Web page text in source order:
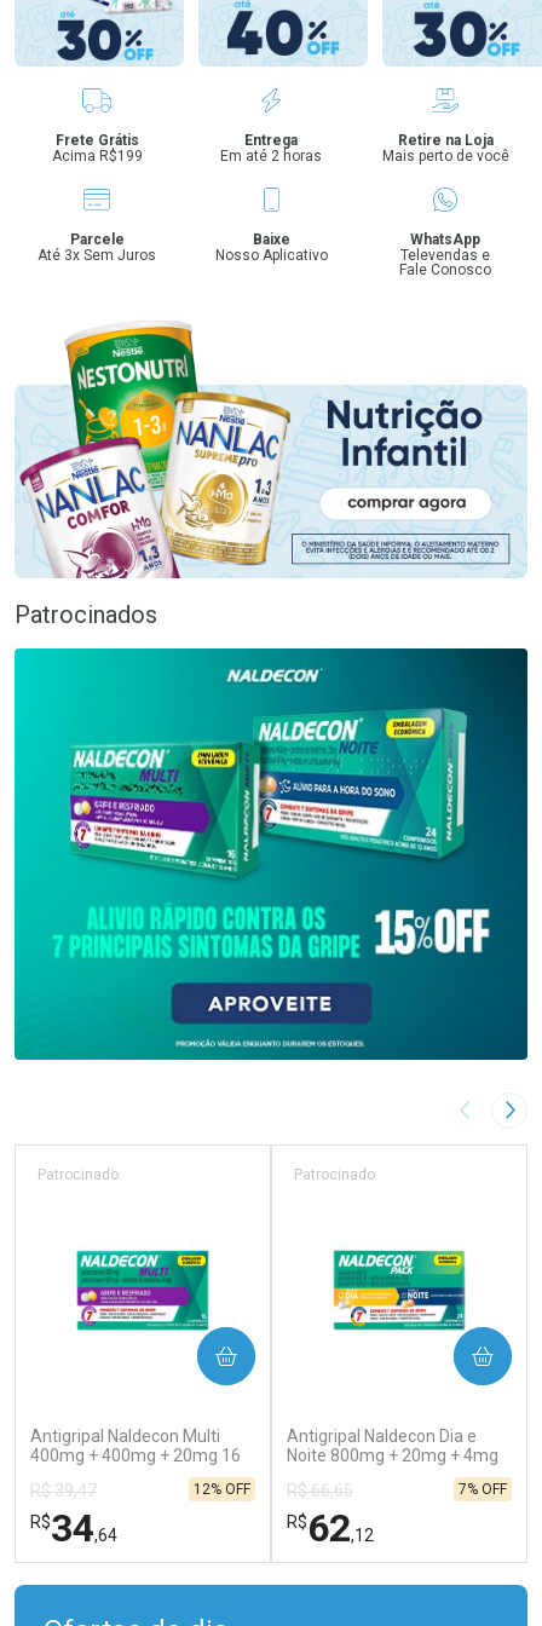
Benefícios
Frete Grátis
Acima R$199
Entrega
Em até 2 horas
Retire na Loja
Mais perto de você
Parcele
Até 3x Sem Juros
Baixe
Nosso Aplicativo
WhatsApp
Televendas e
Fale Conosco
Patrocinados
Imagem
Antigripal Naldecon Multi
400mg + 400mg + 20mg 16
Patrocinado
R$ 39,47
R$34,64
12% OFF
COMPRAR
Antigripal Naldecon Dia e
Noite 800mg + 20mg + 4mg
Patrocinado
R$ 66,65
R$62,12
7% OFF
COMPRAR